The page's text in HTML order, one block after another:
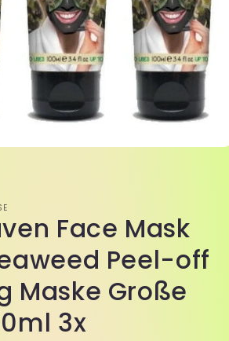
Face Mask
Peel-off
Maske Große
3x